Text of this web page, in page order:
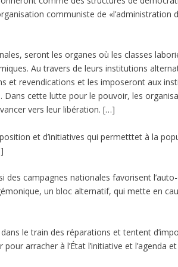
communiste de «l’administration
seront les organes où les classes
Au travers de leurs institutions
et revendications et les imposeront aux
Dans cette lutte pour le pouvoir, les
vers leur libération. […]
et d’initiatives qui permetttet à la
des campagnes nationales favorisent
un bloc alternatif, qui mette en
le train des réparations et tentent
arracher à l’État l’initiative et l’agenda